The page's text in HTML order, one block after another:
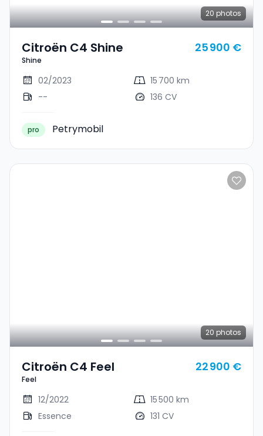
20 photos
Citroën C4 Shine
Shine
25 900 €
02/2023
15 700 km
--
136 CV
pro Petrymobil
20 photos
Citroën C4 Feel
Feel
22 900 €
12/2022
15 500 km
Essence
131 CV